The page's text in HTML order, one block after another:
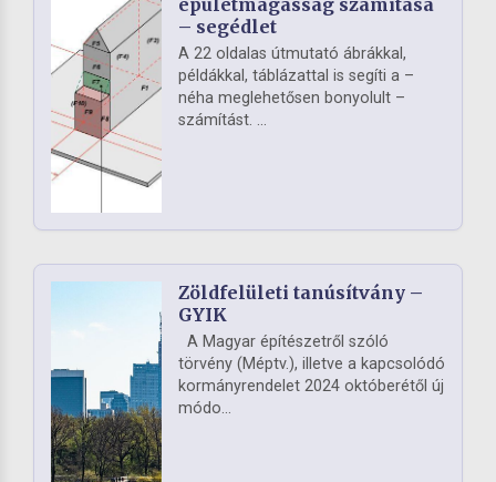
– segédlet
A 22 oldalas útmutató ábrákkal,
példákkal, táblázattal is segíti a –
néha meglehetősen bonyolult –
számítást. ...
Zöldfelületi tanúsítvány –
GYIK
A Magyar építészetről szóló
törvény (Méptv.), illetve a kapcsolódó
kormányrendelet 2024 októberétől új
módo...